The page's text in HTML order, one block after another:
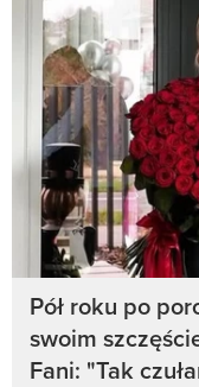
Pół roku po
swoim
Fani: "Tak